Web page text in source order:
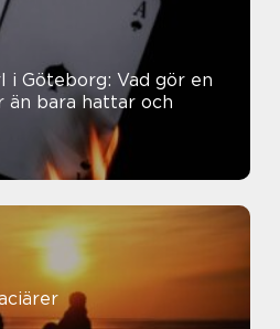
Göteborg: Vad gör en